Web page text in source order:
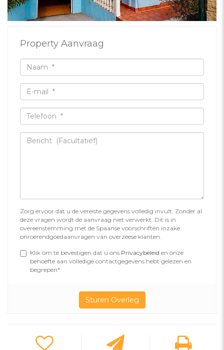
Property Aanvraag
Zorg ervoor dat u de vereiste gegevens volledig invult. Zonder al
deze vragen wordt de aanvraag niet verwerkt. Dit is in
overeenstemming met de Spaanse voorschriften inzake
onroerendgoedaanvragen van overzeese klanten.
Klik om te bevestigen dat u ons Privacybeleid en onze
behoefte aan volledige contactgegevens hebt gelezen en
begrepen*